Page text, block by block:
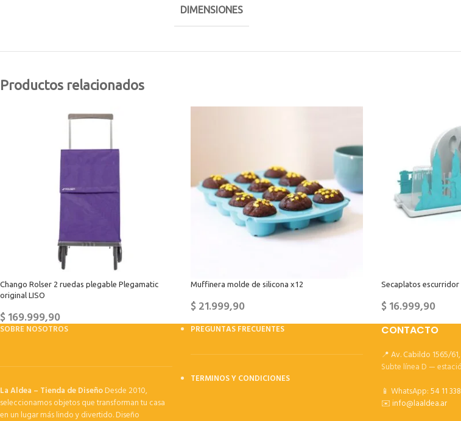
DIMENSIONES
Productos relacionados
Chango Rolser 2 ruedas plegable Plegamatic
original LISO
$169.999,90
Muffinera molde de silicona x12
$21.999,90
Secaplatos
$16.999,90
SOBRE NOSOTROS
La Aldea – Tienda de DiseñoDesde 2010,
seleccionamos objetos que transforman tu casa
en un lugar más lindo y divertido. Diseño
PREGUNTAS FRECUENTES
TERMINOS Y CONDICIONES
CONTACTO
📍 Av. Cabildo 1565/
Subte línea D —
📱 WhatsApp:54 11
✉️info@laaldea.ar